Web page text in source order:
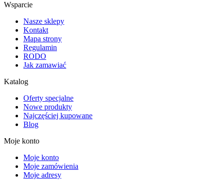
Wsparcie
Nasze sklepy
Kontakt
Mapa strony
Regulamin
RODO
Jak zamawiać
Katalog
Oferty specjalne
Nowe produkty
Najczęściej kupowane
Blog
Moje konto
Moje konto
Moje zamówienia
Moje adresy